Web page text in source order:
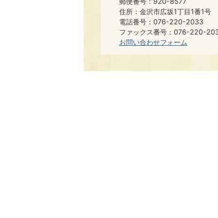
住所：金沢市広坂1丁目1番1号
電話番号：076-220-2033
ファックス番号：076-220-
お問い合わせフォーム